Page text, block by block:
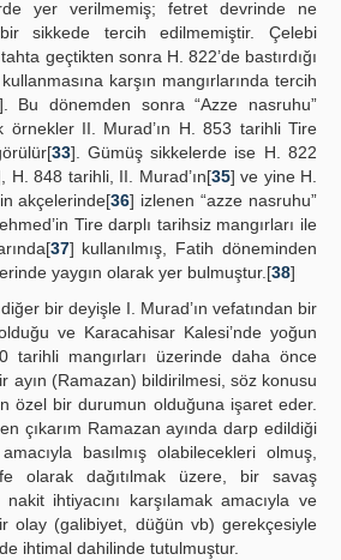
yer verilmemiş; fetret devrinde ne
sikkede tercih edilmemiştir. Çelebi
geçtikten sonra H. 822’de bastırdığı
karşın mangırlarında tercih
Bu dönemden sonra “Azze nasruhu”
örnekler II. Murad’ın H. 853 tarihli Tire
33]. Gümüş sikkelerde ise H. 822
H. 848 tarihli, II. Murad’ın[35] ve yine H.
akçelerinde[36] izlenen “azze nasruhu”
Tire darplı tarihsiz mangırları ile
37] kullanılmış, Fatih döneminden
yaygın olarak yer bulmuştur.[38]
bir deyişle I. Murad’ın vefatından bir
ve Karacahisar Kalesi’nde yoğun
tarihli mangırları üzerinde daha önce
ayın (Ramazan) bildirilmesi, söz konusu
özel bir durumun olduğuna işaret eder.
çıkarım Ramazan ayında darp edildiği
basılmış olabilecekleri olmuş,
olarak dağıtılmak üzere, bir savaş
ihtiyacını karşılamak amacıyla ve
olay (galibiyet, düğün vb) gerekçesiyle
ihtimal dahilinde tutulmuştur.